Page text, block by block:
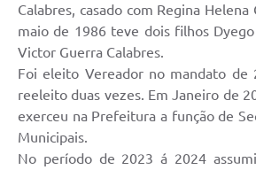
Calabres, casado com Regina
maio de 1986 teve dois filhos
Victor Guerra Calabres.
Foi eleito Vereador no mandato de
reeleito duas vezes. Em Janeiro de
exerceu na Prefeitura a função de
Municipais.
No período de 2023 á 2024